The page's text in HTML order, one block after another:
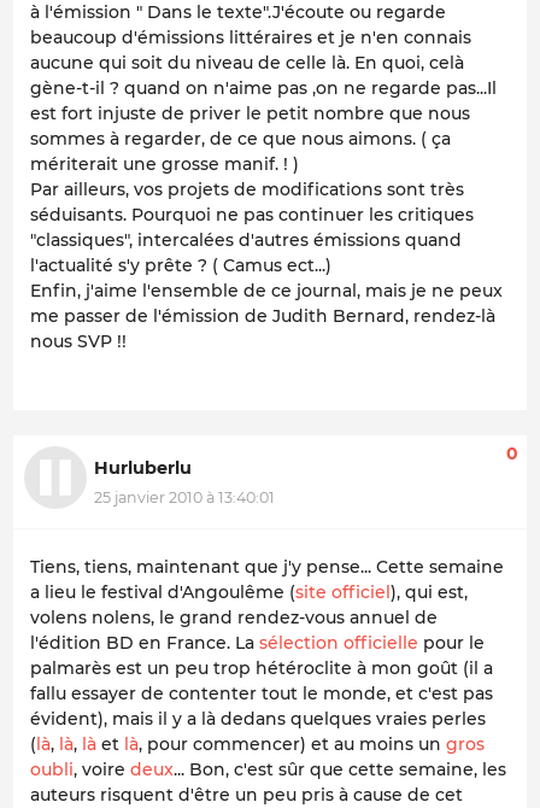
à l'émission " Dans le texte".J'écoute ou regarde
beaucoup d'émissions littéraires et je n'en connais
aucune qui soit du niveau de celle là. En quoi, celà
gène-t-il ? quand on n'aime pas ,on ne regarde pas...Il
est fort injuste de priver le petit nombre que nous
sommes à regarder, de ce que nous aimons. ( ça
mériterait une grosse manif. ! )
Par ailleurs, vos projets de modifications sont très
séduisants. Pourquoi ne pas continuer les critiques
"classiques", intercalées d'autres émissions quand
l'actualité s'y prête ? ( Camus ect...)
Enfin, j'aime l'ensemble de ce journal, mais je ne peux
me passer de l'émission de Judith Bernard, rendez-là
nous SVP !!
Hurluberlu
25 janvier 2010 à 13:40:01
0
Tiens, tiens, maintenant que j'y pense... Cette semaine
a lieu le festival d'Angoulême (site officiel ), qui est,
volens nolens, le grand rendez-vous annuel de
l'édition BD en France. La sélection officielle pour le
palmarès est un peu trop hétéroclite à mon goût (il a
fallu essayer de contenter tout le monde, et c'est pas
évident), mais il y a là dedans quelques vraies perles
( là, là, là et là, pour commencer) et au moins un gros
oubli, voire deux... Bon, c'est sûr que cette semaine, les
auteurs risquent d'être un peu pris à cause de cet